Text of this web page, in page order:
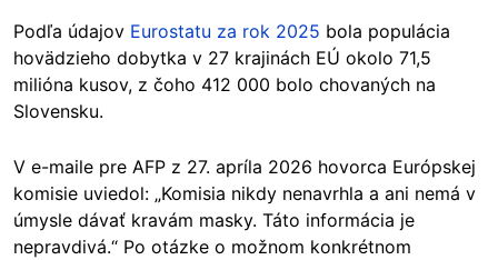
Podľa údajov Eurostatu za rok 2025 bola populácia
hovädzieho dobytka v 27 krajinách EÚ okolo 71,5
milióna kusov, z čoho 412 000 bolo chovaných na
Slovensku.
V e-maile pre AFP z 27. apríla 2026 hovorca Európskej
komisie uviedol: „Komisia nikdy nenavrhla a ani nemá v
úmysle dávať kravám masky. Táto informácia je
nepravdivá.“ Po otázke o možnom konkrétnom